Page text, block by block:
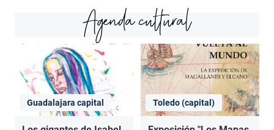
Agenda cultural
Guadalajara capital Toledo (capital)